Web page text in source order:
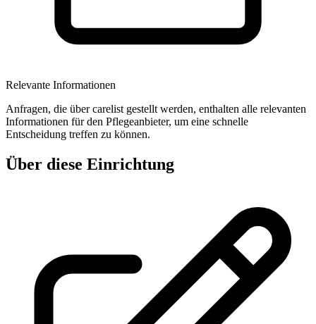
Relevante Informationen
Anfragen, die über carelist gestellt werden, enthalten alle relevanten
Informationen für den Pflegeanbieter, um eine schnelle
Entscheidung treffen zu können.
Über diese Einrichtung